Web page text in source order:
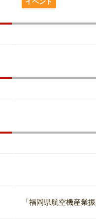
「福岡県航空機産業